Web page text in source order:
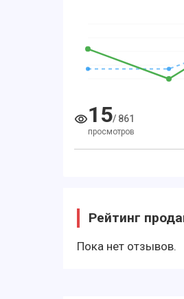
15/ 861
просмотров
Рейтинг
Пока нет отзывов.